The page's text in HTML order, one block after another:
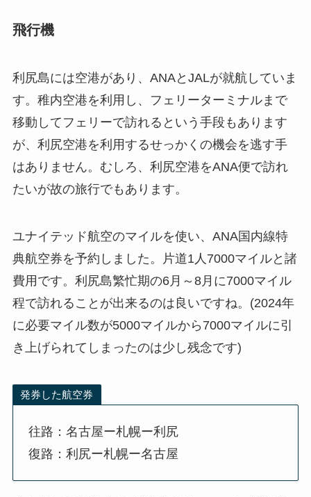
飛行機
利尻島には空港があり、ANAとJALが就航していま
す。稚内空港を利用し、フェリーターミナルまで
移動してフェリーで訪れるという手段もあります
が、利尻空港を利用するせっかくの機会を逃す手
はありません。むしろ、利尻空港をANA便で訪れ
たいが故の旅行でもあります。
ユナイテッド航空のマイルを使い、ANA国内線特
典航空券を予約しました。片道1人7000マイルと諸
費用です。利尻島繁忙期の6月～8月に7000マイル
程で訪れることが出来るのは良いですね。(2024年
に必要マイル数が5000マイルから7000マイルに引
き上げられてしまったのは少し残念です)
発券した航空券
往路：名古屋ー札幌ー利尻
復路：利尻ー札幌ー名古屋